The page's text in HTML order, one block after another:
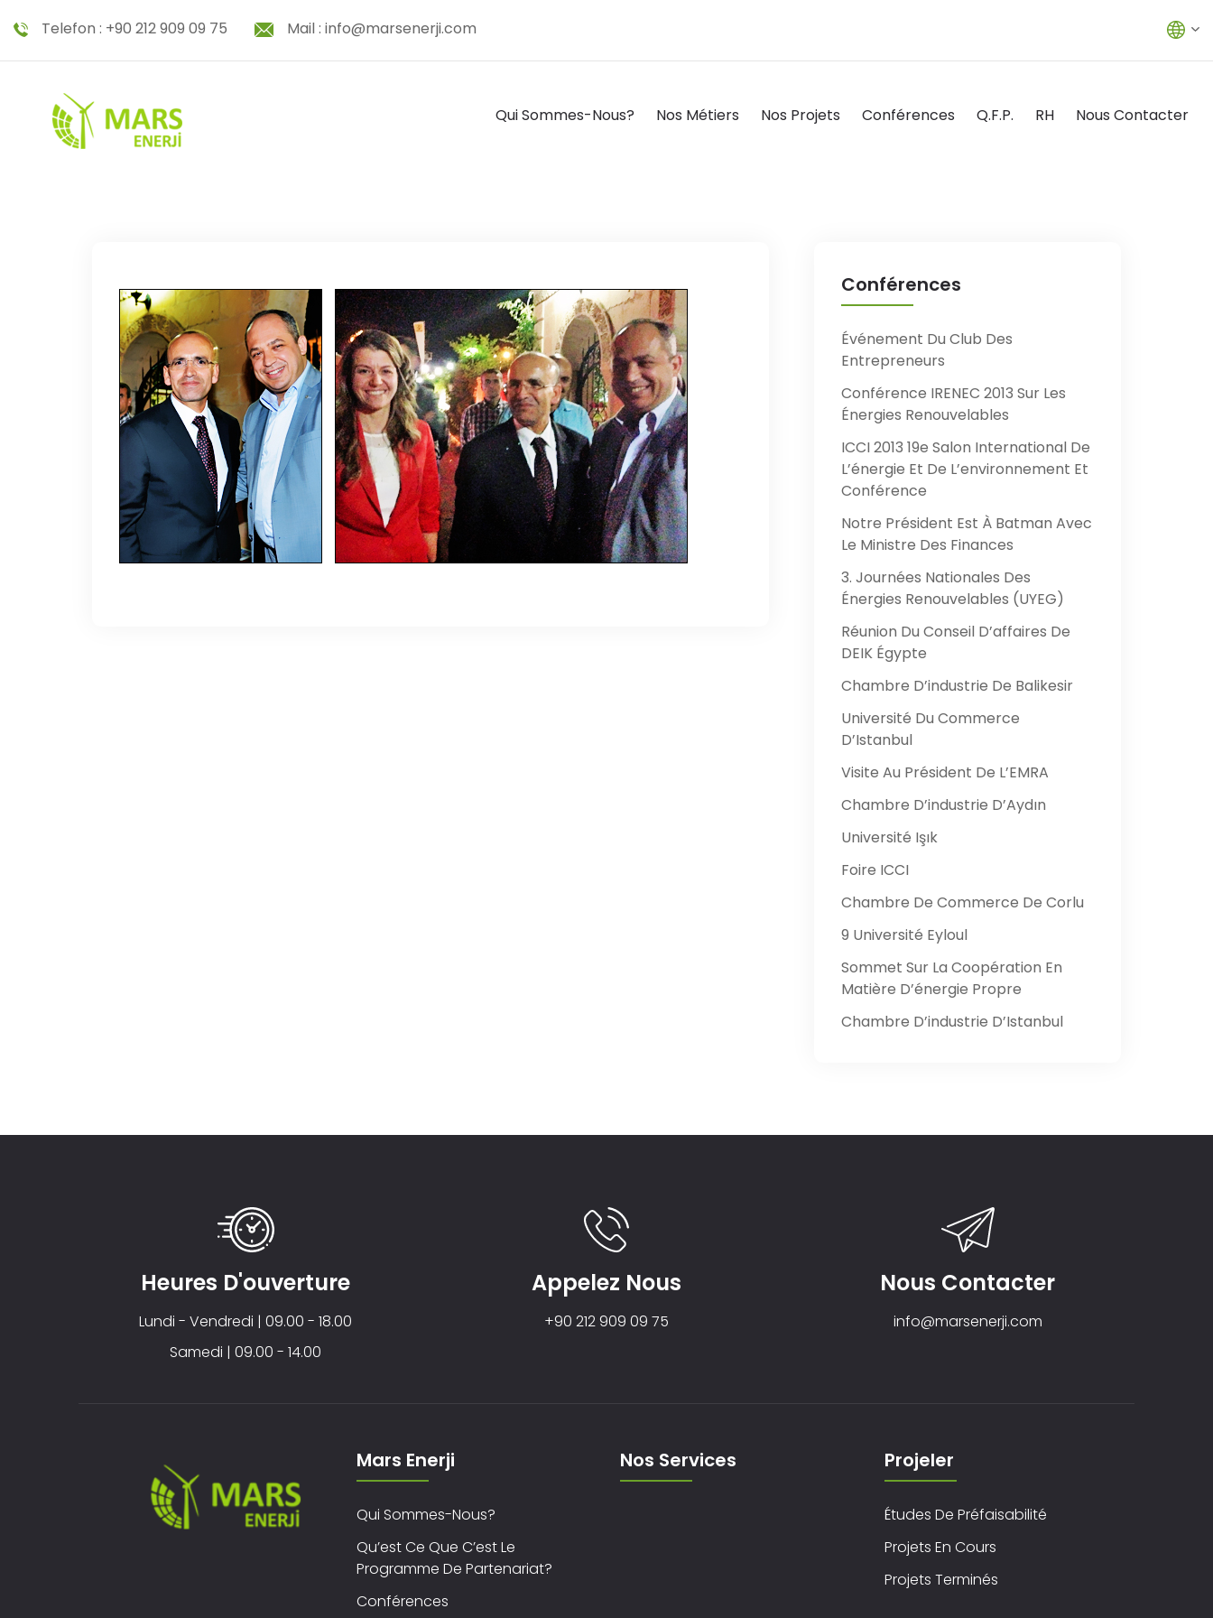
Telefon : +90 212 909 09 75 Mail : info@marsenerji.com
Qui Sommes-Nous? Nos Métiers Nos Projets Conférences Q.F.P. RH Nous Contacter
Conférences
Événement Du Club Des
Entrepreneurs
Conférence IRENEC 2013 Sur Les
Énergies Renouvelables
ICCI 2013 19e Salon International De
L’énergie Et De L’environnement Et
Conférence
Notre Président Est À Batman Avec
Le Ministre Des Finances
3. Journées Nationales Des
Énergies Renouvelables (UYEG)
Réunion Du Conseil D’affaires De
DEIK Égypte
Chambre D’industrie De Balikesir
Université Du Commerce
D’Istanbul
Visite Au Président De L’EMRA
Chambre D’industrie D’Aydın
Université Işık
Foire ICCI
Chambre De Commerce De Corlu
9 Université Eyloul
Sommet Sur La Coopération En
Matière D’énergie Propre
Chambre D’industrie D’Istanbul
Heures D'ouverture
Lundi - Vendredi | 09.00 - 18.00
Samedi | 09.00 - 14.00
Appelez Nous
+90 212 909 09 75
Nous Contacter
info@marsenerji.com
Mars Enerji
Qui Sommes-Nous?
Qu’est Ce Que C’est Le
Programme De Partenariat?
Conférences
Nos Services Projeler
Études De Préfaisabilité
Projets En Cours
Projets Terminés